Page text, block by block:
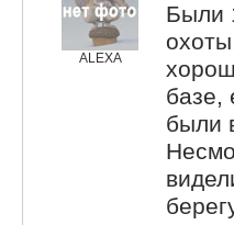
ALEXA
Были
базе,
были